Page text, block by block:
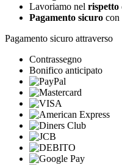
Lavoriamo nel rispetto
Pagamento sicuro con
Pagamento sicuro attraverso
Contrassegno
Bonifico anticipato